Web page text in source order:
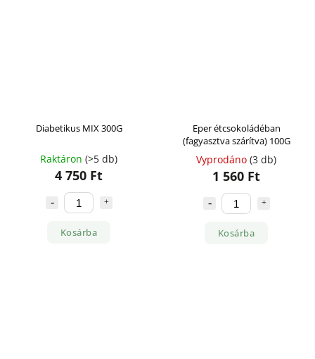
Diabetikus MIX 300G
Raktáron (>5 db)
4 750 Ft
Kosárba
Eper étcsokoládéban
(fagyasztva szárítva) 100G
Vyprodáno (3 db)
1 560 Ft
Kosárba